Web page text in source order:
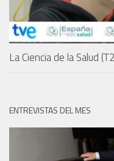
La Ciencia de la Salud
ENTREVISTAS DEL MES